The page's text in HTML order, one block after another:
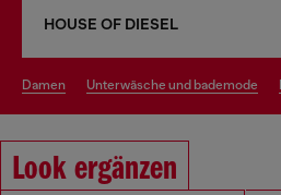
HOUSE OF DIESEL
damen unterwäsche und bademode
Look ergänzen